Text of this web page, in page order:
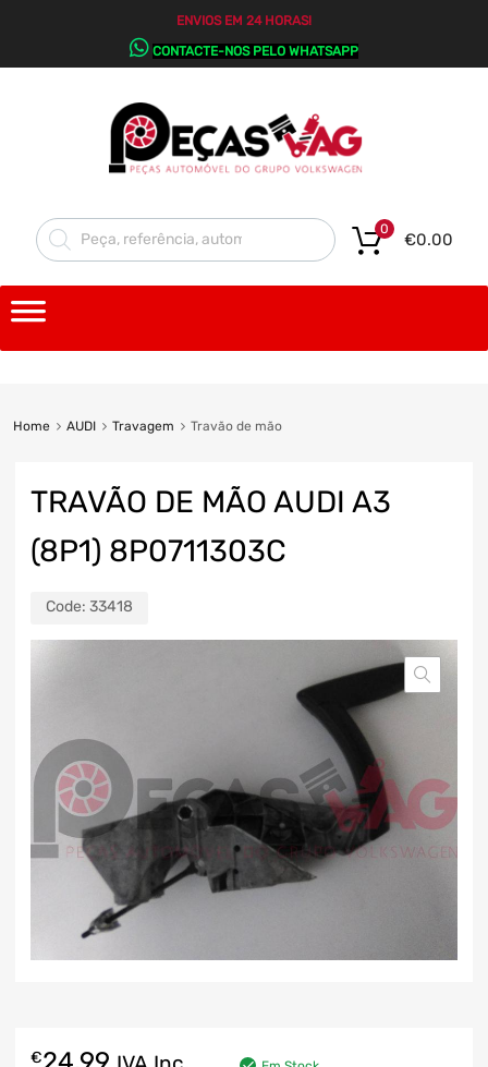
ENVIOS EM 24 HORAS!
CONTACTE-NOS PELO WHATSAPP
€0.00
0
Home AUDI Travagem Travão de mão
TRAVÃO DE MÃO AUDI A3
(8P1) 8P0711303C
Code: 33418
€